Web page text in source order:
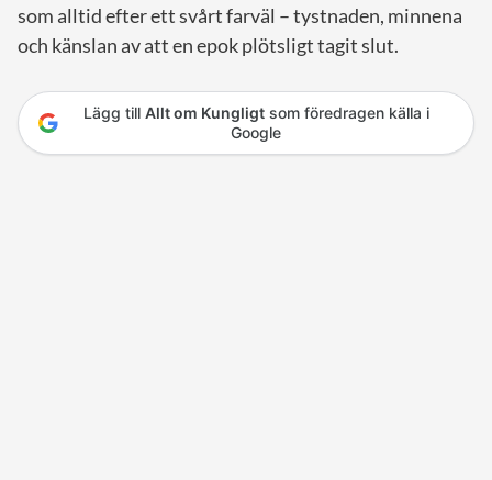
som alltid efter ett svårt farväl – tystnaden, minnena
och känslan av att en epok plötsligt tagit slut.
Lägg till Allt om Kungligtsom föredragen källa i
Google